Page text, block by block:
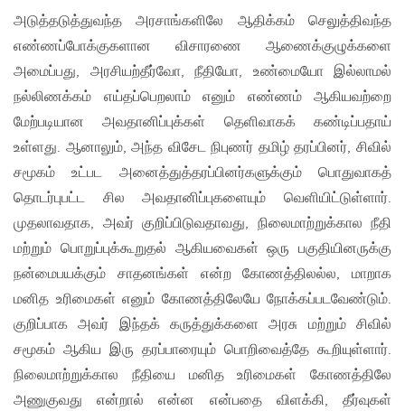
அடுத்தடுத்துவந்த அரசாங்களிலே ஆதிக்கம் செலுத்திவந்த
எண்ணப்போக்குகளான விசாரணை ஆணைக்குழுக்களை
அமைப்பது, அரசியற்தீர்வோ, நீதியோ, உண்மையோ இல்லாமல்
நல்லிணக்கம் எய்தப்பெறலாம் எனும் எண்ணம் ஆகியவற்றை
மேற்படியான அவதானிப்புக்கள் தெளிவாகக் கண்டிப்பதாய்
உள்ளது. ஆனாலும், அந்த விசேட நிபுணர் தமிழ் தரப்பினர், சிவில்
சமூகம் உட்பட அனைத்துத்தரப்பினர்களுக்கும் பொதுவாகத்
தொடர்புபட்ட சில அவதானிப்புகளையும் வெளியிட்டுள்ளார்.
முதலாவதாக, அவர் குறிப்பிடுவதாவது, நிலைமாற்றுக்கால நீதி
மற்றும் பொறுப்புக்கூறுதல் ஆகியவைகள் ஒரு பகுதியினருக்கு
நன்மைபயக்கும் சாதனங்கள் என்ற கோணத்திலல்ல, மாறாக
மனித உரிமைகள் எனும் கோணத்திலேயே நோக்கப்படவேண்டும்.
குறிப்பாக அவர் இந்தக் கருத்துக்களை அரசு மற்றும் சிவில்
சமூகம் ஆகிய இரு தரப்பாரையும் பொறிவைத்தே கூறியுள்ளார்.
நிலைமாற்றுக்கால நீதியை மனித உரிமைகள் கோணத்திலே
அணுகுவது என்றால் என்ன என்பதை விளக்கி, தீர்வுகள்